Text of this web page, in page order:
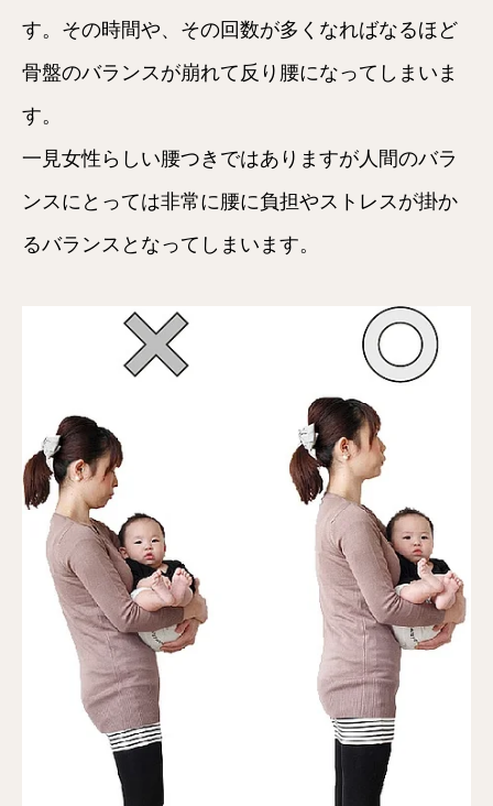
す。その時間や、その回数が多くなればなるほど
骨盤のバランスが崩れて反り腰になってしまいま
す。
一見女性らしい腰つきではありますが人間のバラ
ンスにとっては非常に腰に負担やストレスが掛か
るバランスとなってしまいます。